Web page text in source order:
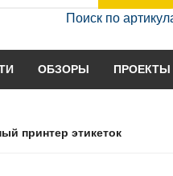
Поиск по
ОБЗОРЫ ПРОЕКТЫ
принтер этикеток